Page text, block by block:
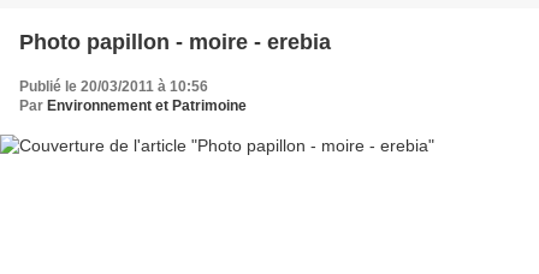
Photo papillon - moire - erebia
Publié le 20/03/2011 à 10:56
Par Environnement et Patrimoine